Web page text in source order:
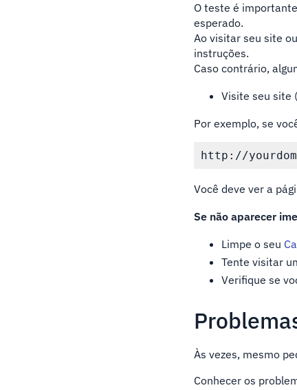
O teste é
esperado.
Ao visitar seu site
instruções.
Caso contrário,
Visite seu site
Por exemplo, se
http://
Você deve ver a
Se não aparecer
Limpe o seu
Tente visitar
Verifique se
Às vezes, mesmo
Conhecer os